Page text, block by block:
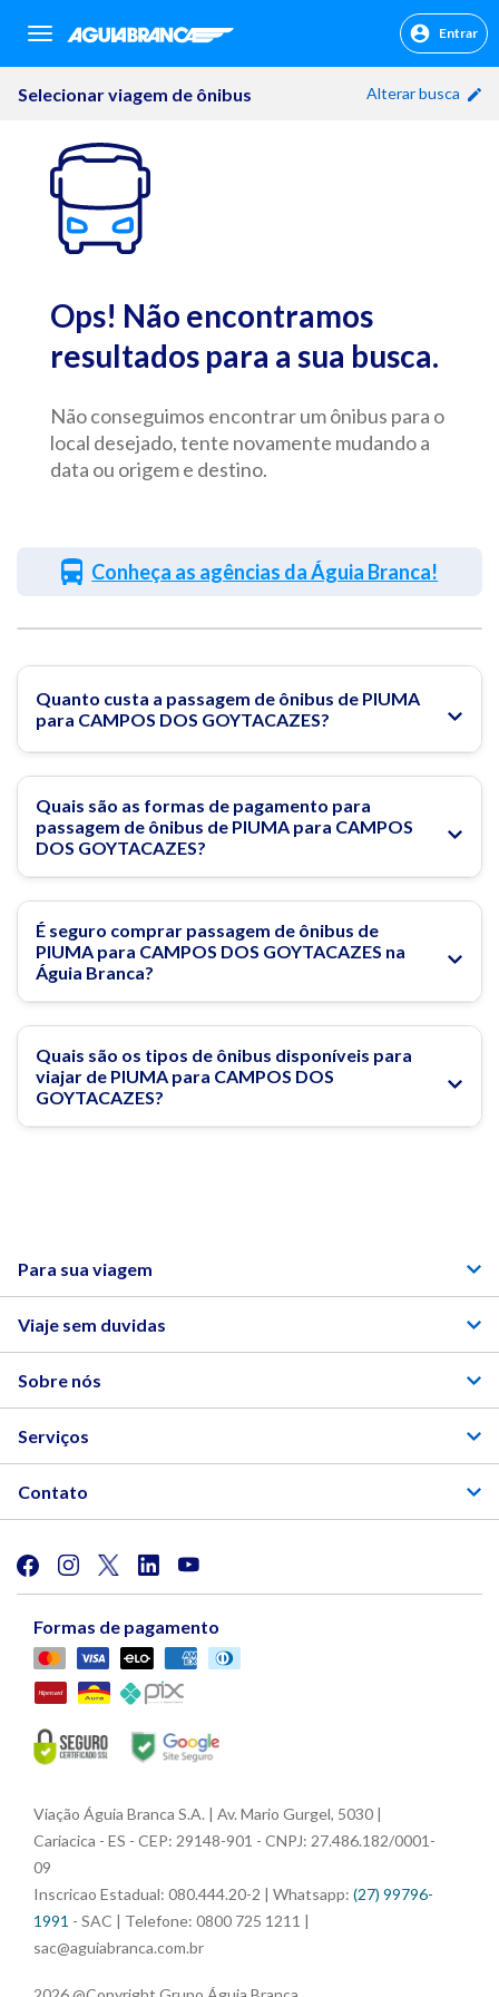
sr.header.toggle.navigation Entrar
Selecionar viagem de ônibus Alterar busca
Ops! Não encontramos
resultados para a sua busca.
Não conseguimos encontrar um ônibus para o
local desejado, tente novamente mudando a
data ou origem e destino.
Conheça as agências da Águia Branca!
Quanto custa a passagem de ônibus de PIUMA
para CAMPOS DOS GOYTACAZES?
Quais são as formas de pagamento para
passagem de ônibus de PIUMA para CAMPOS
DOS GOYTACAZES?
É seguro comprar passagem de ônibus de
PIUMA para CAMPOS DOS GOYTACAZES na
Águia Branca?
Quais são os tipos de ônibus disponíveis para
viajar de PIUMA para CAMPOS DOS
GOYTACAZES?
Para sua viagem
Viaje sem duvidas
Sobre nós
Serviços
Contato
Formas de pagamento
Viação Águia Branca S.A. | Av. Mario Gurgel, 5030 |
Cariacica - ES - CEP: 29148-901 - CNPJ: 27.486.182/0001-
09
Inscricao Estadual: 080.444.20-2 | Whatsapp: (27) 99796-
1991 - SAC | Telefone: 0800 725 1211 |
sac@aguiabranca.com.br